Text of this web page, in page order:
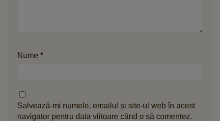
Nume *
Salvează-mi numele, emailul și site-ul web în acest
navigator pentru data viitoare când o să comentez.